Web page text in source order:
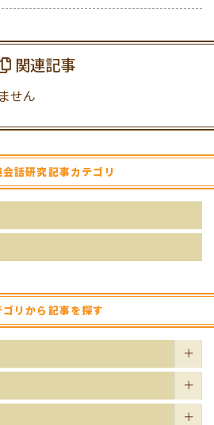
関連記事
せん
会話研究記事カテゴリ
ゴリから記事を探す